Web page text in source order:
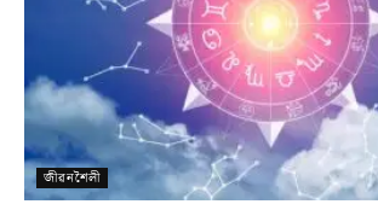
জীৱনশৈলী